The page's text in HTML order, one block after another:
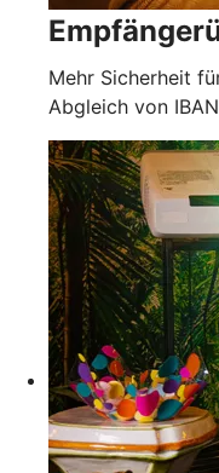
Mehr Sicherheit
Abgleich von